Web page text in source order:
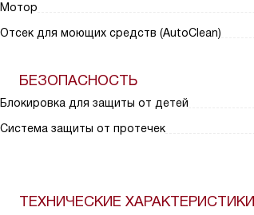
Мотор
Отсек для моющих средств (AutoClean)
БЕЗОПАСНОСТЬ
Блокировка для защиты от детей
Система защиты от протечек
ТЕХНИЧЕСКИЕ ХАРАКТЕРИСТИКИ